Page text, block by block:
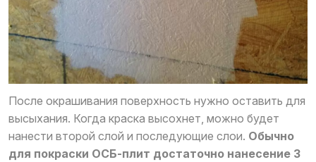
После окрашивания поверхность нужно оставить для
высыхания. Когда краска высохнет, можно будет
нанести второй слой и последующие слои. Обычно
для покраски ОСБ-плит достаточно нанесение 3